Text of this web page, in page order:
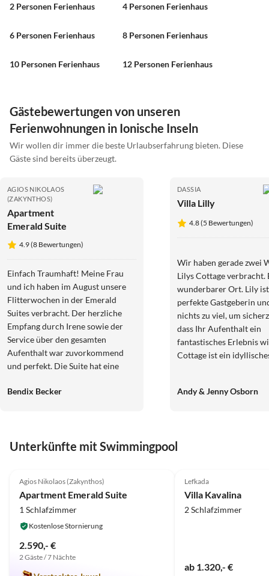
2 Personen Ferienhaus 4 Personen Ferienhaus
6 Personen Ferienhaus 8 Personen Ferienhaus
10 Personen Ferienhaus 12 Personen Ferienhaus
Gästebewertungen von unseren
Ferienwohnungen in Ionische Inseln
Wir wollen dir immer die beste Urlaubserfahrung bieten. Diese
Gäste sind bereits überzeugt.
AGIOS NIKOLAOS
(ZAKYNTHOS)
Apartment
Emerald Suite
4.9 (8 Bewertungen)
Einfach Traumhaft! Meine Frau
und ich haben im August unsere
Flitterwochen in der Emerald
Suites verbracht. Der herzliche
Empfang durch Irene sowie der
Service über den gesamten
Aufenthalt war zuvorkommend
und perfekt. Die Suite hat eine
sprachlos gemacht hat. Der eigene
Extra für eine wunderschöne und
Empfehlung für jedes Paar, die
eine Unterkunft der Extra-Klasse
suchen!
Bendix Becker
DASSIA
Villa Lilly
4.8 (5 Bewertungen)
Wir haben gerade zwei
Lilys Cottage verbracht.
wunderbarer Ort. Lily
perfekte Gastgeberin
nichts zu viel, um
dass Ihr Aufenthalt ein
fantastisches Erlebnis
Cottage ist ein
Garten, der schattige
Sonnenliegen tragen
mediterranen
Tavernas und
absolut geliebt und
Andy & Jenny Osborn
Unterkünfte mit Swimmingpool
Agios Nikolaos (Zakynthos)
Apartment Emerald Suite
1 Schlafzimmer
Kostenlose Stornierung
2.590,- €
2 Gäste / 7 Nächte
Lefkada
Villa Kavalina
2 Schlafzimmer
ab 1.320,- €